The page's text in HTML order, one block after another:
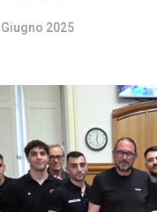
Giugno 2025